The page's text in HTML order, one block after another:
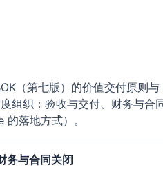
（第七版）的价值交付原则
组织：验收与交付、财务与合
落地方式）。
务与合同关闭